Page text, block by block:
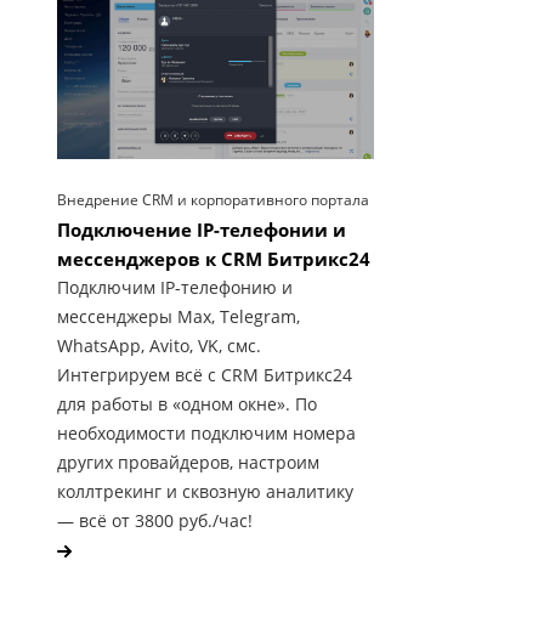
Внедрение CRM и корпоративного портала
Подключение IP-телефонии и
мессенджеров к CRM Битрикс24
Подключим IP-телефонию и
мессенджеры Max, Telegram,
WhatsApp, Avito, VK, смс.
Интегрируем всё с CRM Битрикс24
для работы в «одном окне». По
необходимости подключим номера
других провайдеров, настроим
коллтрекинг и сквозную аналитику
— всё от 3800 руб./час!